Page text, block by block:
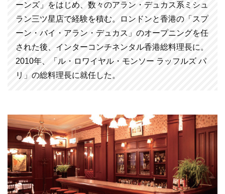
ーンズ」をはじめ、数々のアラン・デュカス系ミシュ
ラン三ツ星店で経験を積む。ロンドンと香港の「スプ
ーン・バイ・アラン・デュカス」のオープニングを任
された後、インターコンチネンタル香港総料理長に。
2010年、「ル・ロワイヤル・モンソー ラッフルズ パ
リ」の総料理長に就任した。